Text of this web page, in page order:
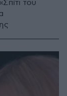
του